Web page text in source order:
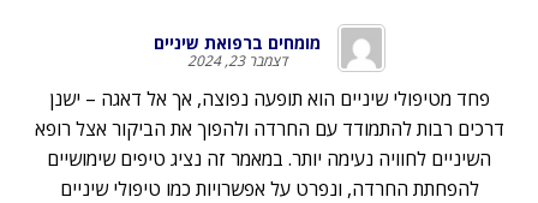
מומחים ברפואת שיניים
דצמבר 23, 2024
פחד מטיפולי שיניים הוא תופעה נפוצה, אך אל דאגה – ישנן
דרכים רבות להתמודד עם החרדה ולהפוך את הביקור אצל רופא
השיניים לחוויה נעימה יותר. במאמר זה נציג טיפים שימושיים
להפחתת החרדה, ונפרט על אפשרויות כמו טיפולי שיניים